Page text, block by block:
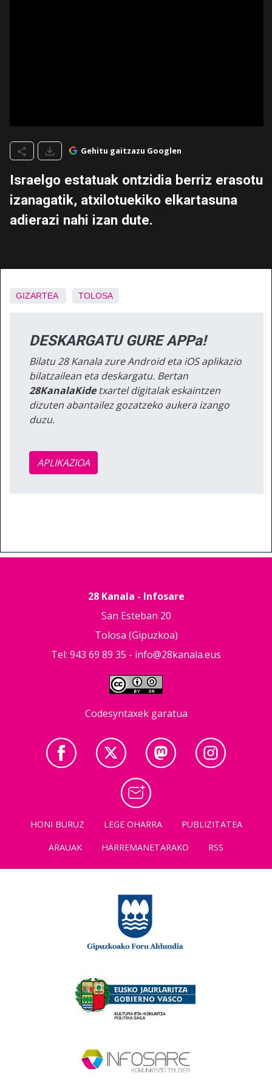
Gehitu gaitzazu Googlen
Israelgo estatuak ontzidia berriz erasotu
izanagatik, atxilotuekiko elkartasuna
adierazi nahi izan dute.
GIZARTEA TOLOSA
DESKARGATU GURE APPa!
Bilatu 28 Kanala zure Android eta iOS aplikazio
bilatzailean eta deskargatu. Bertan
28KanalaKidetxartel digitalak eskaintzen
dizuten abantailez gozatzeko aukera izango
duzu.
APLIKAZIOA
28 Kanala - Infosare
San Esteban 20
Tolosa (Gipuzkoa)
Tel: 943 69 89 35 - info@28kanala.eus
Codesyntaxek garatua
HONI BURUZ LEGE OHARRA
PUBLIZITATEA
ARAUAK
HARREMANETARAKO RSS